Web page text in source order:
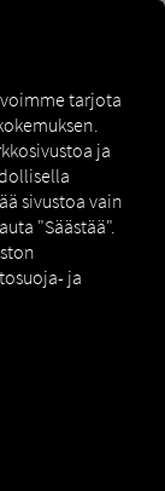
tarjota
ja
sivustoa vain
"Säästää".
ja